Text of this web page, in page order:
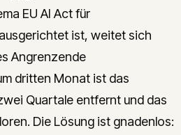
EU AI Act für
ist, weitet sich
Angrenzende
dritten Monat ist das
Quartale entfernt und das
Die Lösung ist gnadenlos: